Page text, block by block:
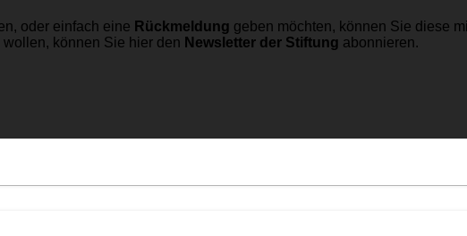
oder einfach eine Rückmeldung geben möchten, können Sie diese
wollen, können Sie hier den Newsletter der Stiftung abonnieren.